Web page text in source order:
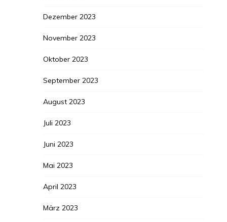
Dezember 2023
November 2023
Oktober 2023
September 2023
August 2023
Juli 2023
Juni 2023
Mai 2023
April 2023
März 2023